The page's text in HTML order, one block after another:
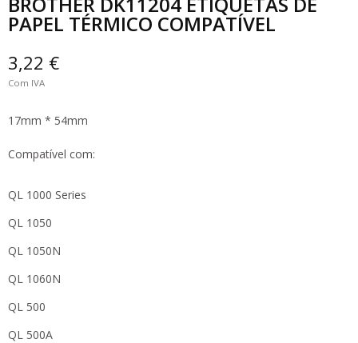
PAPEL TÉRMICO COMPATÍVEL
3,22 €
Com IVA
17mm * 54mm
Compatível com:
QL 1000 Series
QL 1050
QL 1050N
QL 1060N
QL 500
QL 500A